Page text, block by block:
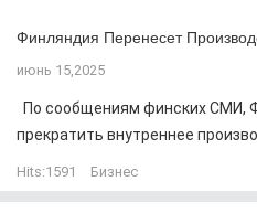
Финляндия Перенесет
июнь 15,2025
По сообщениям финских СМИ,
прекратить внутреннее
Hits:1591 Бизнес